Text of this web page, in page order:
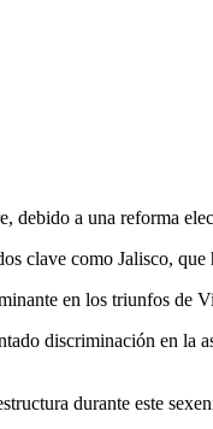
debido a una reforma
clave como Jalisco,
en los triunfos
discriminación en
durante este